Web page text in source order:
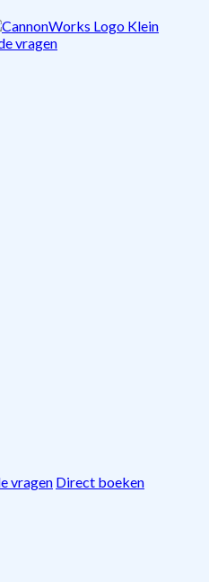
vragen
vragen Direct boeken